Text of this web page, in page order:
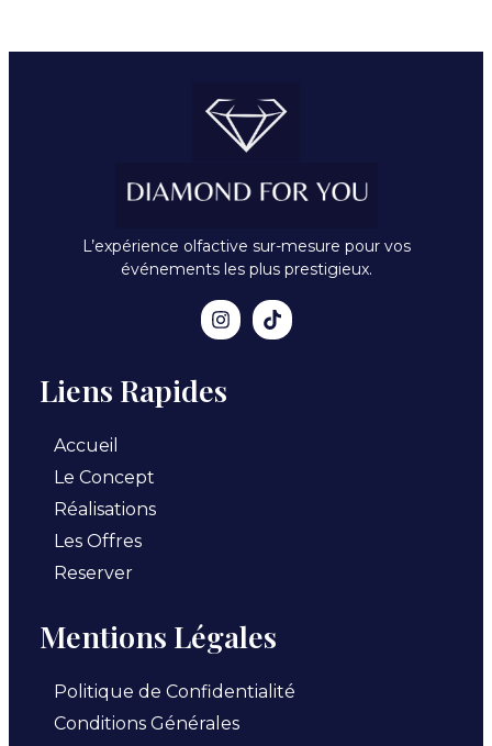
L’expérience olfactive sur-mesure pour vos
événements les plus prestigieux.
Liens Rapides
Accueil
Le Concept
Réalisations
Les Offres
Reserver
Mentions Légales
Politique de Confidentialité
Conditions Générales